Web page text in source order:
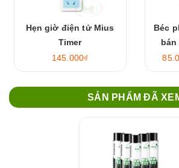
Hẹn giờ điện tử Mius
Timer
145.000₫
Béc
bán
SẢN PHẨM ĐÃ